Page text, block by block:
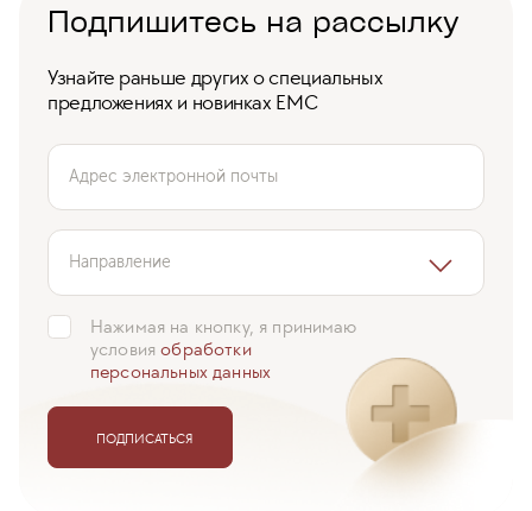
Подпишитесь на рассылку
Узнайте раньше других о специальных
предложениях и новинках ЕМС
Адрес электронной почты
Направление
Нажимая на кнопку, я принимаю
условияобработки
персональных данных
ПОДПИСАТЬСЯ